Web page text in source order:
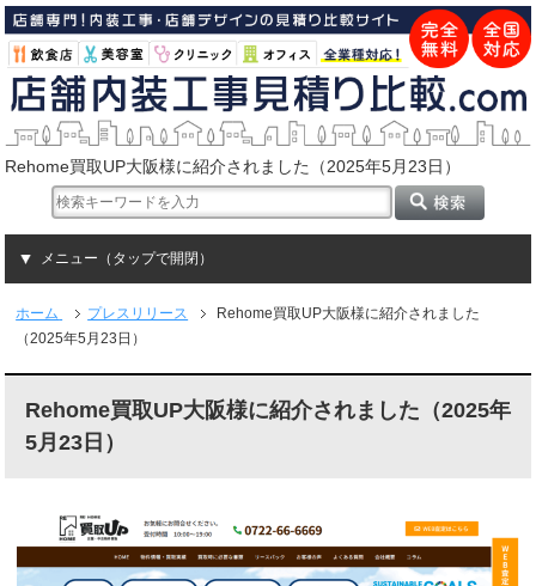
Rehome買取UP大阪様に紹介されました（2025年5月23日）
メニュー（タップで開閉）
ホーム プレスリリース
Rehome買取UP大阪様に紹介されました
（2025年5月23日）
Rehome買取UP大阪様に紹介されました（2025年
5月23日）